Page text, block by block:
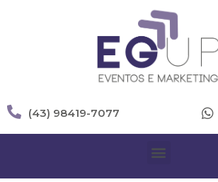
(43) 98419-7077